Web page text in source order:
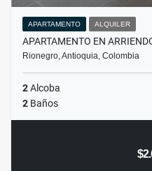
APARTAMENTO ALQUILER
APARTAMENTO EN
Rionegro, Antioquia, Colombia
2Alcoba
2 Baños